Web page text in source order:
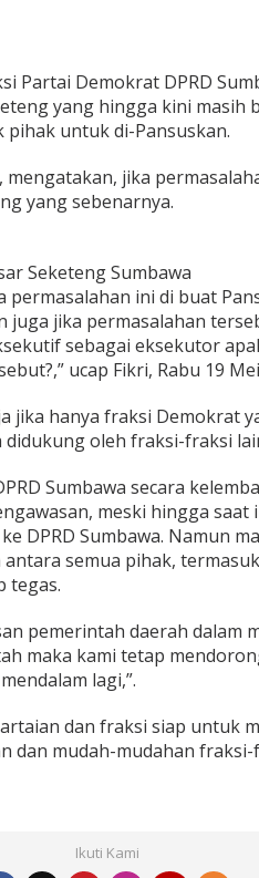
Partai Demokrat DPRD
yang hingga kini masih
pihak untuk di-Pansuskan.
mengatakan, jika
yang sebenarnya.
Seketeng Sumbawa
permasalahan ini di buat
juga jika permasalahan
sebagai eksekutor
ucap Fikri, Rabu 19
jika hanya fraksi Demokrat
oleh fraksi-fraksi
Sumbawa secara
meski hingga saat
DPRD Sumbawa. Namun
semua pihak,
tegas.
pemerintah daerah dalam
maka kami tetap
lagi,”.
dan fraksi siap untuk
dan mudah-mudahan
Ikuti Kami